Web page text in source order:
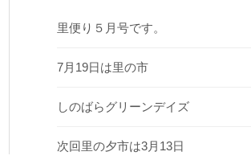
里便り５月号です。
7月19日は里の市
しのばらグリーンデイズ
次回里の夕市は3月13日